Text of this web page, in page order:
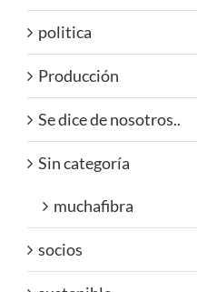
politica
Producción
Se dice de nosotros..
Sin categoría
muchafibra
socios